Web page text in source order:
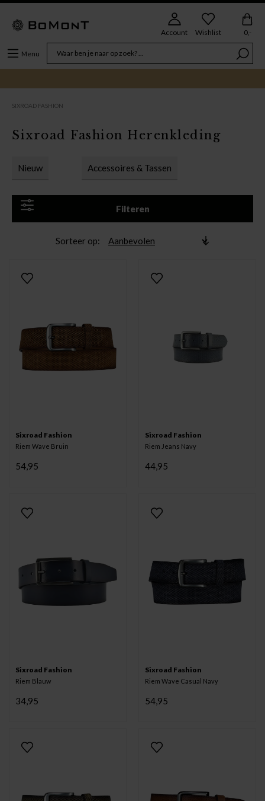
Menu
Account Wishlist 0,-
SIXROAD FASHION
Nieuw Accessoires & Tassen
Filteren
Sixroad Fashion Herenkleding
Sorteer op
Sixroad Fashion
Riem Wave Bruin
54,95
Sixroad Fashion
Riem Jeans Navy
44,95
Sixroad Fashion
Riem Blauw
34,95
Sixroad Fashion
Riem Wave Casual Navy
54,95